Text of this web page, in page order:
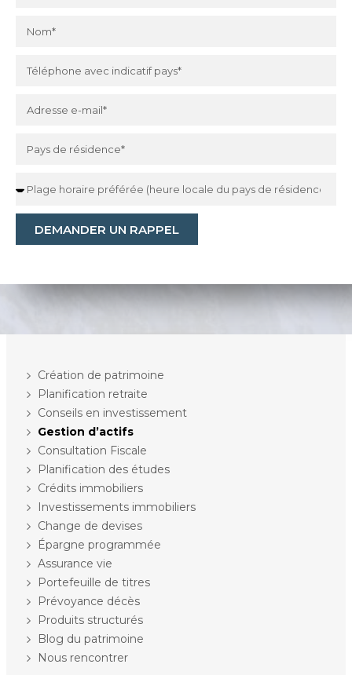
DEMANDER UN RAPPEL
Création de patrimoine
Planification retraite
Conseils en investissement
Gestion d’actifs
Consultation Fiscale
Planification des études
Crédits immobiliers
Investissements immobiliers
Change de devises
Épargne programmée
Assurance vie
Portefeuille de titres
Prévoyance décès
Produits structurés
Blog du patrimoine
Nous rencontrer